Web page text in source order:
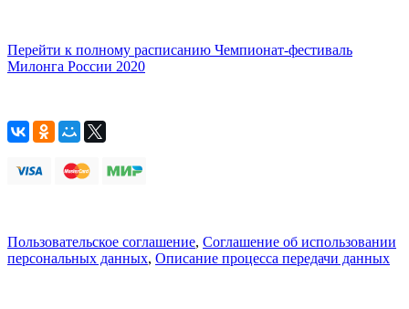
Перейти к полному расписанию Чемпионат-фестиваль
Милонга России 2020
Пользовательское соглашение, Соглашение об использовании
персональных данных, Описание процесса передачи данных